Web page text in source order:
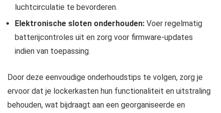
luchtcirculatie te bevorderen.
Elektronische sloten onderhouden: Voer regelmatig
batterijcontroles uit en zorg voor firmware-updates
indien van toepassing.
Door deze eenvoudige onderhoudstips te volgen, zorg je
ervoor dat je lockerkasten hun functionaliteit en uitstraling
behouden, wat bijdraagt aan een georganiseerde en